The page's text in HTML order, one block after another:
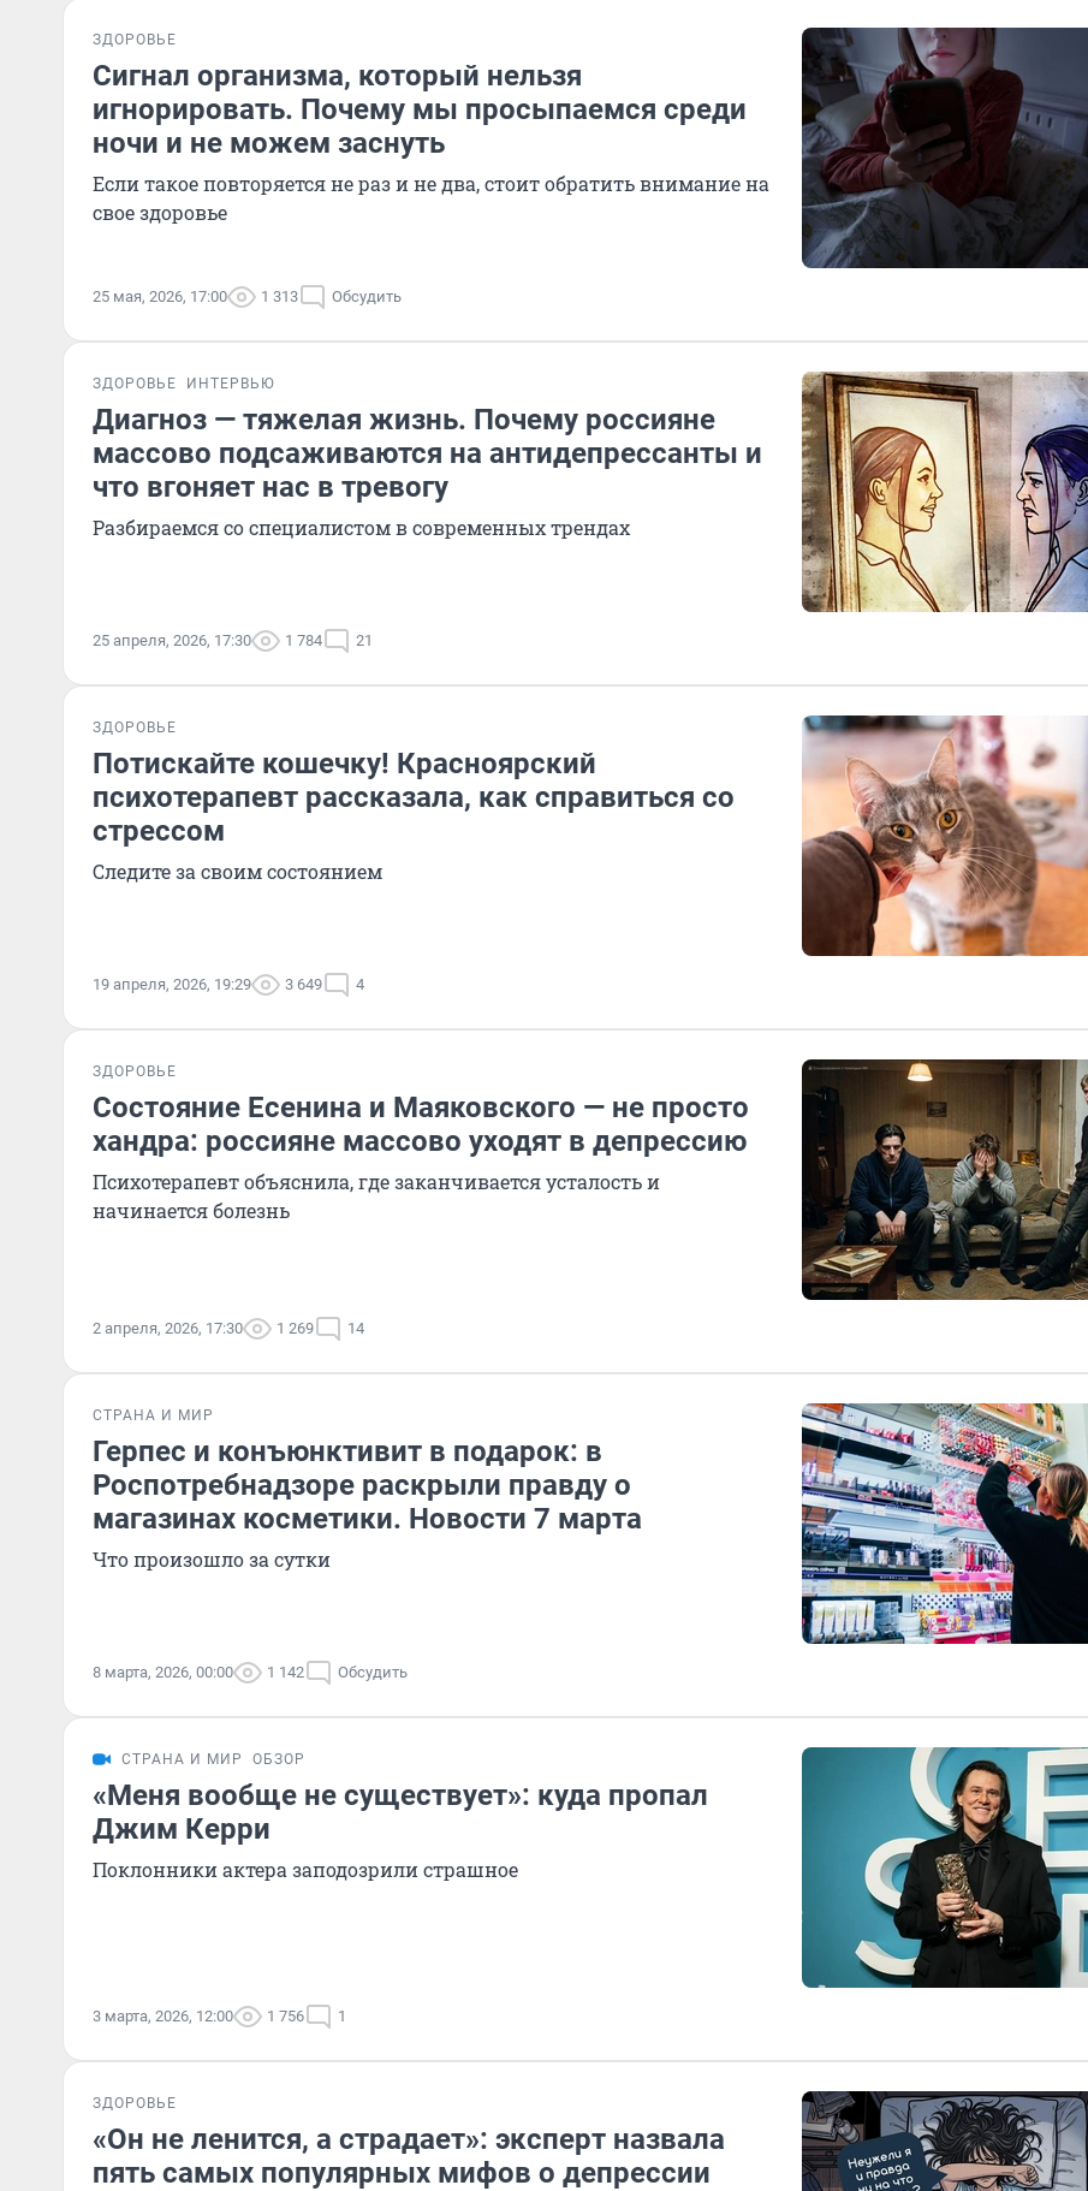
ЗДОРОВЬЕ
Сигнал организма, который нельзя
игнорировать. Почему мы просыпаемся среди
ночи и не можем заснуть
Если такое повторяется не раз и не два, стоит обратить внимание на
свое здоровье
25 мая, 2026, 17:00 1 313 Обсудить
ЗДОРОВЬЕ ИНТЕРВЬЮ
Диагноз — тяжелая жизнь. Почему россияне
массово подсаживаются на антидепрессанты и
что вгоняет нас в тревогу
Разбираемся со специалистом в современных трендах
25 апреля, 2026, 17:30 1 784 21
ЗДОРОВЬЕ
Потискайте кошечку! Красноярский
психотерапевт рассказала, как справиться со
стрессом
Следите за своим состоянием
19 апреля, 2026, 19:29 3 649 4
ЗДОРОВЬЕ
Состояние Есенина и Маяковского — не просто
хандра: россияне массово уходят в депрессию
Психотерапевт объяснила, где заканчивается усталость и
начинается болезнь
2 апреля, 2026, 17:30 1 269 14
СТРАНА И МИР
Герпес и конъюнктивит в подарок: в
Роспотребнадзоре раскрыли правду о
магазинах косметики. Новости 7 марта
Что произошло за сутки
8 марта, 2026, 00:00 1 142 Обсудить
СТРАНА И МИР ОБЗОР
«Меня вообще не существует»: куда пропал
Джим Керри
Поклонники актера заподозрили страшное
3 марта, 2026, 12:00 1 756 1
ЗДОРОВЬЕ
«Он не ленится, а страдает»: эксперт назвала
пять самых популярных мифов о депрессии